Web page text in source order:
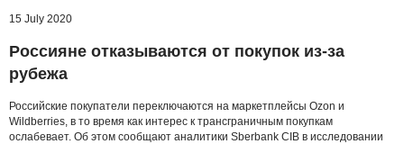
15 July 2020
Россияне отказываются от покупок из-за
рубежа
Российские покупатели переключаются на маркетплейсы Ozon и
Wildberries, в то время как интерес к трансграничным покупкам
ослабевает. Об этом сообщают аналитики Sberbank CIB в исследовании